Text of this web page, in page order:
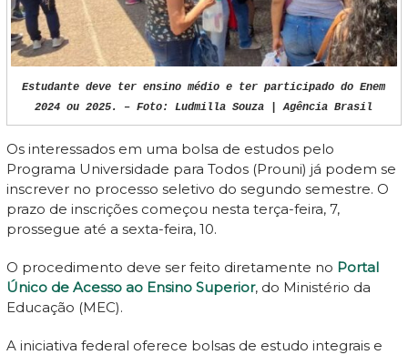
Estudante deve ter ensino médio e ter participado do Enem
2024 ou 2025. – Foto: Ludmilla Souza | Agência Brasil
Os interessados em uma bolsa de estudos pelo
Programa Universidade para Todos (Prouni) já podem se
inscrever no processo seletivo do segundo semestre. O
prazo de inscrições começou nesta terça-feira, 7,
prossegue até a sexta-feira, 10.
O procedimento deve ser feito diretamente no Portal
Único de Acesso ao Ensino Superior, do Ministério da
Educação (MEC).
A iniciativa federal oferece bolsas de estudo integrais e